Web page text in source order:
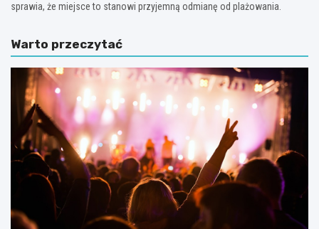
sprawia, że miejsce to stanowi przyjemną odmianę od plażowania.
Warto przeczytać